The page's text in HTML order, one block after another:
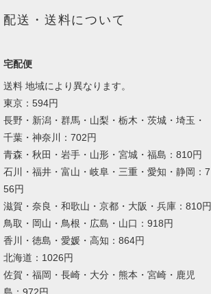
配送・送料について
宅配便
送料 地域により異なります。
東京：594円
長野・新潟・群馬・山梨・栃木・茨城・埼玉・
千葉・神奈川：702円
青森・秋田・岩手・山形・宮城・福島：810円
石川・福井・富山・岐阜・三重・愛知・静岡：7
56円
滋賀・奈良・和歌山・京都・大阪・兵庫：810円
鳥取・岡山・鳥根・広島・山口：918円
香川・徳島・愛媛・高知：864円
北海道：1026円
佐賀・福岡・長崎・大分・熊本・宮崎・鹿児